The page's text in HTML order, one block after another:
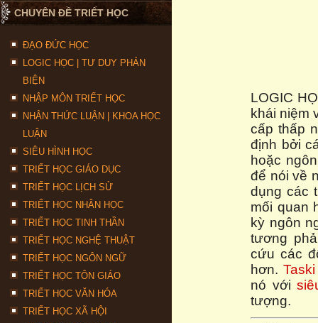
CHUYÊN ĐỀ TRIẾT HỌC
ĐẠO ĐỨC HỌC
LOGIC HỌC | TƯ DUY PHẢN
BIỆN
NHẬP MÔN TRIẾT HỌC
NHẬN THỨC LUẬN | KHOA HỌC
LUẬN
SIÊU HÌNH HỌC
TRIẾT HỌC GIÁO DỤC
TRIẾT HỌC LỊCH SỬ
TRIẾT HỌC NHÂN HỌC
TRIẾT HỌC TINH THẦN
TRIẾT HỌC NGHỆ THUẬT
TRIẾT HỌC NGÔN NGỮ
TRIẾT HỌC TÔN GIÁO
TRIẾT HỌC VĂN HÓA
TRIẾT HỌC XÃ HỘI
LOGIC
khái niệm
cấp thấp
định bởi
hoặc
để nói về
dụng các
mối quan
kỳ ngôn
tương
cứu các
hơn. Taski
nó với
tượng.